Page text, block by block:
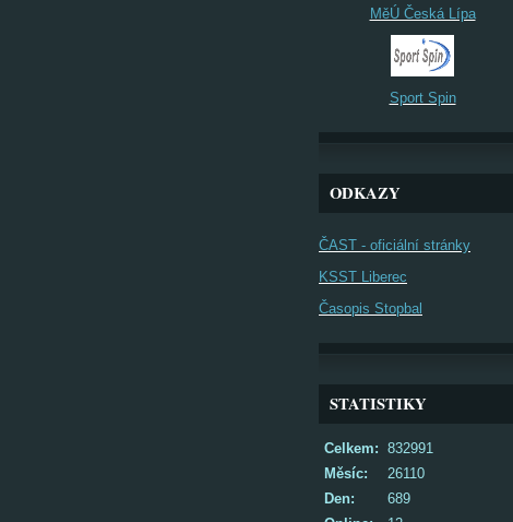
MěÚ Česká Lípa
Sport Spin
ODKAZY
ČAST - oficiální stránky
KSST Liberec
Časopis Stopbal
STATISTIKY
Celkem: 832991
Měsíc:
26110
Den:
689